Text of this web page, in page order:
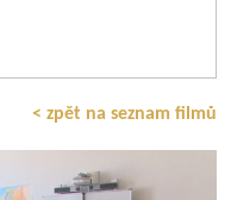
< zpět na seznam filmů